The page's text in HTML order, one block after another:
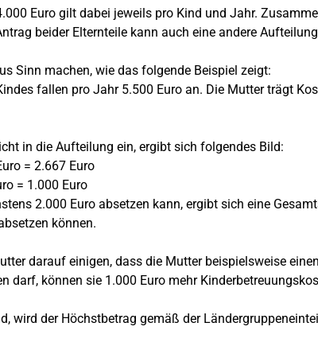
Euro gilt dabei jeweils pro Kind und Jahr.
beider Elternteile kann auch eine andere
Sinn machen, wie das folgende Beispiel zeigt:
fallen pro Jahr 5.500 Euro an. Die Mutter trägt
in die Aufteilung ein, ergibt sich folgendes Bild:
= 2.667 Euro
= 1.000 Euro
2.000 Euro absetzen kann, ergibt sich eine
können.
darauf einigen, dass die Mutter beispielsweise
darf, können sie 1.000 Euro mehr
wird der Höchstbetrag gemäß der